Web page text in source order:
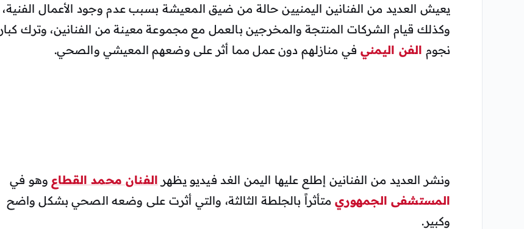
يعيش العديد من الفنانين اليمنيين حالة من ضيق المعيشة بسبب عدم وجود الأعمال الفنية،
وكذلك قيام الشركات المنتجة والمخرجين بالعمل مع مجموعة معينة من الفنانين، وترك كبار
نجوم الفن اليمني في منازلهم دون عمل مما أثر على وضعهم المعيشي والصحي.
ونشر العديد من الفنانين إطلع عليها اليمن الغد فيديو يظهر الفنان محمد القطاع وهو في
المستشفى الجمهوريمتأثراً بالجلطة الثالثة، والتي أثرت على وضعه الصحي بشكل واضح
وكبير.